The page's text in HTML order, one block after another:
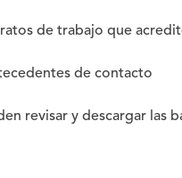
de trabajo que
de contacto
revisar y descargar las